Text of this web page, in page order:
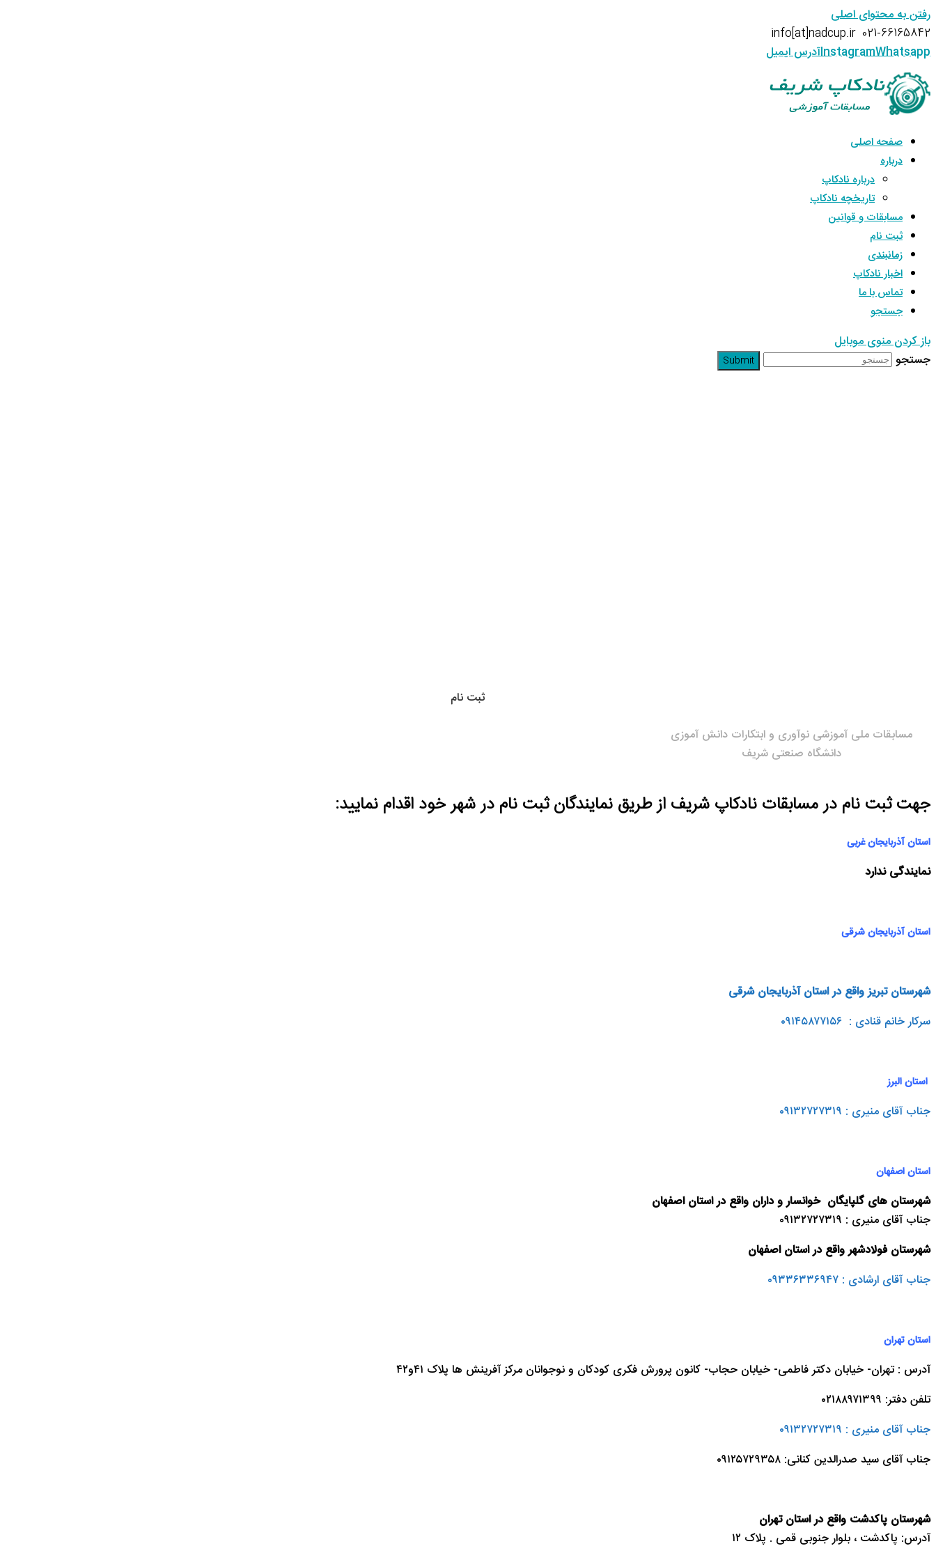
رفتن به محتوای اصلی
021-66165842
info[at]nadcup.ir
InstagramWhatsapp آدرس ایمیل
صفحه اصلی
درباره
درباره نادکاپ
تاریخچه نادکاپ
مسابقات و قوانین
ثبت نام
زمانبندی
اخبار نادکاپ
تماس با ما
جستجو
باز کردن منوی موبایل
جستجو
Submit
ثبت نام
مسابقات ملی آموزشی نوآوری و ابتکارات دانش آموزی
دانشگاه صنعتی شریف
جهت ثبت نام در مسابقات نادکاپ شریف از طریق نمایندگان ثبت نام در شهر خود اقدام نمایید:
استان آذربایجان غربی
نمایندگی ندارد
استان آذربایجان شرقی
شهرستان تبریز واقع در استان آذربایجان شرقی
سرکار خانم قنادی : ۰۹۱۴۵۸۷۷۱۵۶
استان البرز
جناب آقای منیری : ۰۹۱۳۲۷۲۷۳۱۹
استان اصفهان
شهرستان های گلپایگان خوانسار و داران واقع در استان اصفهان
جناب آقای منیری : ۰۹۱۳۲۷۲۷۳۱۹
شهرستان فولادشهر واقع در استان اصفهان
جناب آقای ارشادی : ۰۹۳۳۶۳۳۶۹۴۷
استان تهران
آدرس : تهران- خیابان دکتر فاطمی- خیابان حجاب- کانون پرورش فکری کودکان و نوجوانان مرکز آفرینش ها پلاک ۴۱و۴۲
تلفن دفتر: ۰۲۱۸۸۹۷۱۳۹۹
جناب آقای منیری : ۰۹۱۳۲۷۲۷۳۱۹
جناب آقای سید صدرالدین کنانی: ۰۹۱۲۵۷۲۹۳۵۸
شهرستان پاکدشت واقع در استان تهران
آدرس: پاکدشت ، بلوار جنوبی قمی . پلاک ۱۲